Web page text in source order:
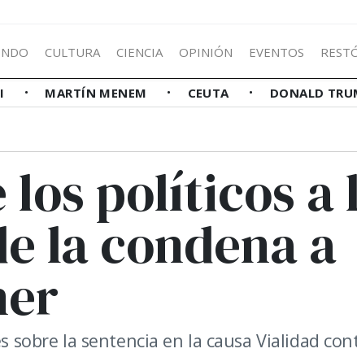
CULTURA CIENCIA OPINIÓN EVENTOS
MARTÍN MENEM CEUTA DONALD
los políticos a
la condena a
sobre la sentencia en la causa Vialidad